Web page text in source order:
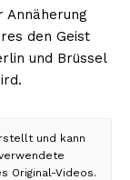
Annäherung
den Geist
und Brüssel
und kann
Original-Videos.